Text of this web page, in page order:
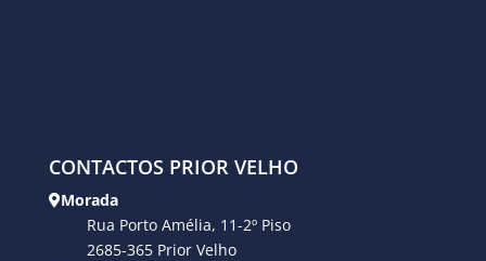
CONTACTOS PRIOR VELHO
Morada
Rua Porto Amélia, 11-2º Piso
2685-365 Prior Velho